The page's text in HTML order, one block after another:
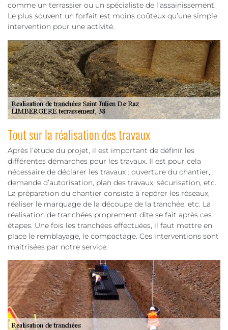
comme un terrassier ou un spécialiste de l’assainissement.
Le plus souvent un forfait est moins coûteux qu’une simple
intervention pour une activité.
Tout sur la réalisation des travaux
Après l’étude du projet, il est important de définir les
différentes démarches pour les travaux. Il est pour cela
nécessaire de déclarer les travaux : ouverture du chantier,
demande d’autorisation, plan des travaux, sécurisation, etc.
La préparation du chantier consiste à repérer les réseaux,
réaliser le marquage de la découpe de la tranchée, etc. La
réalisation de tranchées proprement dite se fait après ces
étapes. Une fois les tranchées effectuées, il faut mettre en
place le remblayage, le compactage. Ces interventions sont
maitrisées par notre service.